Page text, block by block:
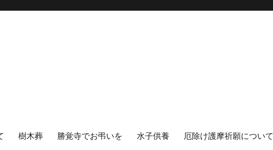
樹木葬 勝覚寺でお弔いを 水子供養 厄除け護摩祈願について